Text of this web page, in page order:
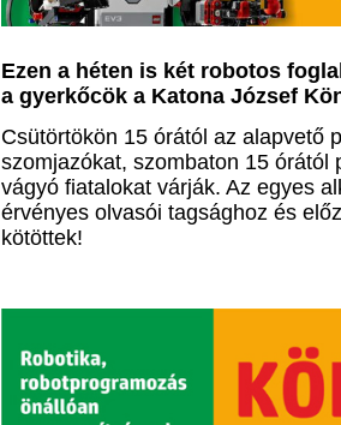
Ezen a héten is két robotos
a gyerkőcök a Katona József
Csütörtökön 15 órától az alapvető
szomjazókat, szombaton 15
vágyó fiatalokat várják. Az egyes
érvényes olvasói tagsághoz és
kötöttek!